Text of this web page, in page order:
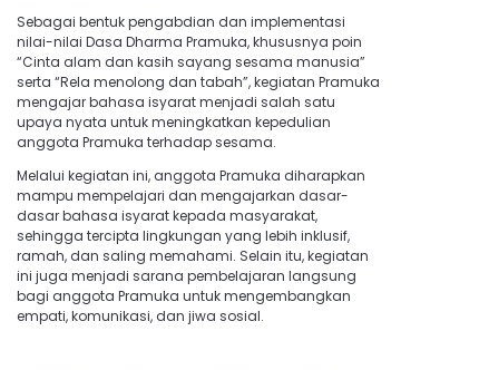
Sebagai bentuk pengabdian dan implementasi
nilai-nilai Dasa Dharma Pramuka, khususnya poin
“Cinta alam dan kasih sayang sesama manusia”
serta “Rela menolong dan tabah”, kegiatan Pramuka
mengajar bahasa isyarat menjadi salah satu
upaya nyata untuk meningkatkan kepedulian
anggota Pramuka terhadap sesama.
Melalui kegiatan ini, anggota Pramuka diharapkan
mampu mempelajari dan mengajarkan dasar-
dasar bahasa isyarat kepada masyarakat,
sehingga tercipta lingkungan yang lebih inklusif,
ramah, dan saling memahami. Selain itu, kegiatan
ini juga menjadi sarana pembelajaran langsung
bagi anggota Pramuka untuk mengembangkan
empati, komunikasi, dan jiwa sosial.